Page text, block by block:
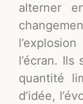
alterner
l’écran.
quantité
d’idée,